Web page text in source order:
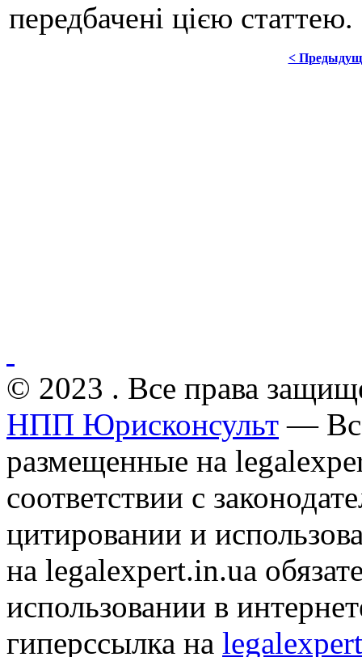
передбачені цією статтею.
<
© 2023 . Все права
НПП Юрисконсульт —
размещенные на
соответствии с
цитировании и
на legalexpert.in.ua
использовании в
гиперссылка на